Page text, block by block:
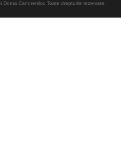
Candrenilor. Toate drepturile rezervate.